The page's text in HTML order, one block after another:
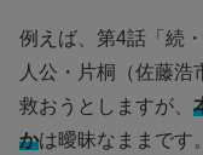
例えば、第4話「続
人公・片桐（佐藤浩
救おうとしますが、
かは曖昧なままです。